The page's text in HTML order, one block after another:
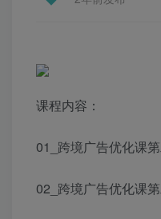
课程内容：
01_跨境广告优化课
02_跨境广告优化课